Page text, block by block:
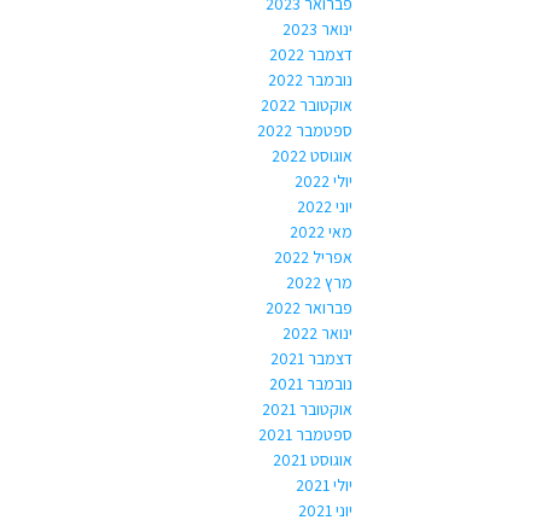
ינואר 2023
דצמבר 2022
נובמבר 2022
אוקטובר 2022
ספטמבר 2022
אוגוסט 2022
יולי 2022
יוני 2022
מאי 2022
אפריל 2022
מרץ 2022
פברואר 2022
ינואר 2022
דצמבר 2021
נובמבר 2021
אוקטובר 2021
ספטמבר 2021
אוגוסט 2021
יולי 2021
יוני 2021